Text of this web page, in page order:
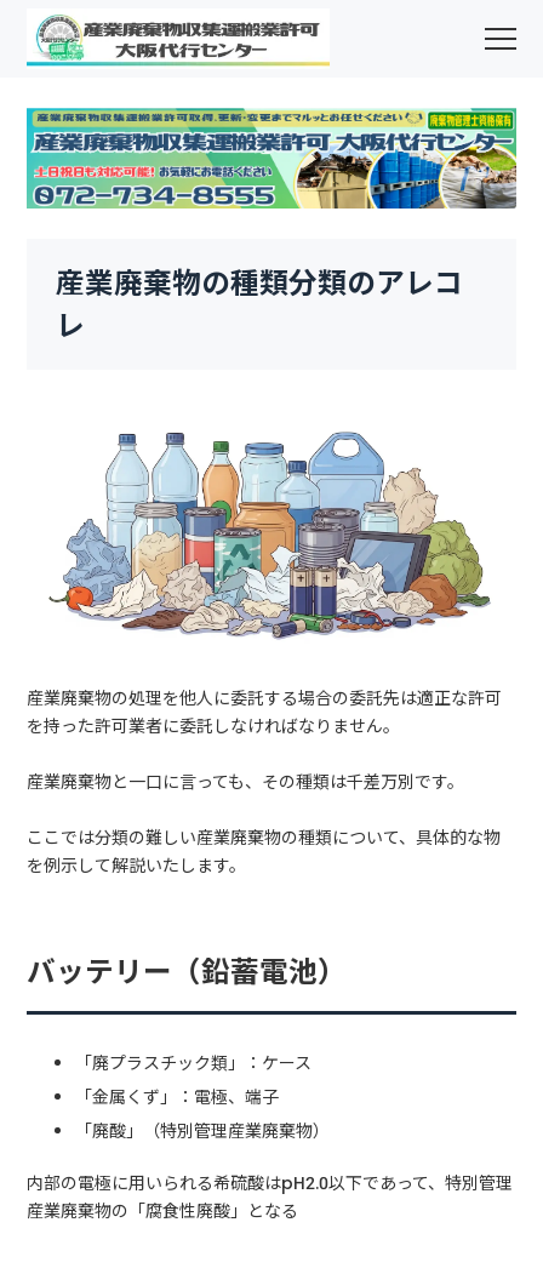
産業廃棄物の種類分類のアレコ
レ
産業廃棄物の処理を他人に委託する場合の委託先は適正な許可
を持った許可業者に委託しなければなりません。
産業廃棄物と一口に言っても、その種類は千差万別です。
ここでは分類の難しい産業廃棄物の種類について、具体的な物
を例示して解説いたします。
バッテリー（鉛蓄電池）
「廃プラスチック類」：ケース
「金属くず」：電極、端子
「廃酸」（特別管理産業廃棄物）
内部の電極に用いられる希硫酸はpH2.0以下であって、特別管理
産業廃棄物の「腐食性廃酸」となる